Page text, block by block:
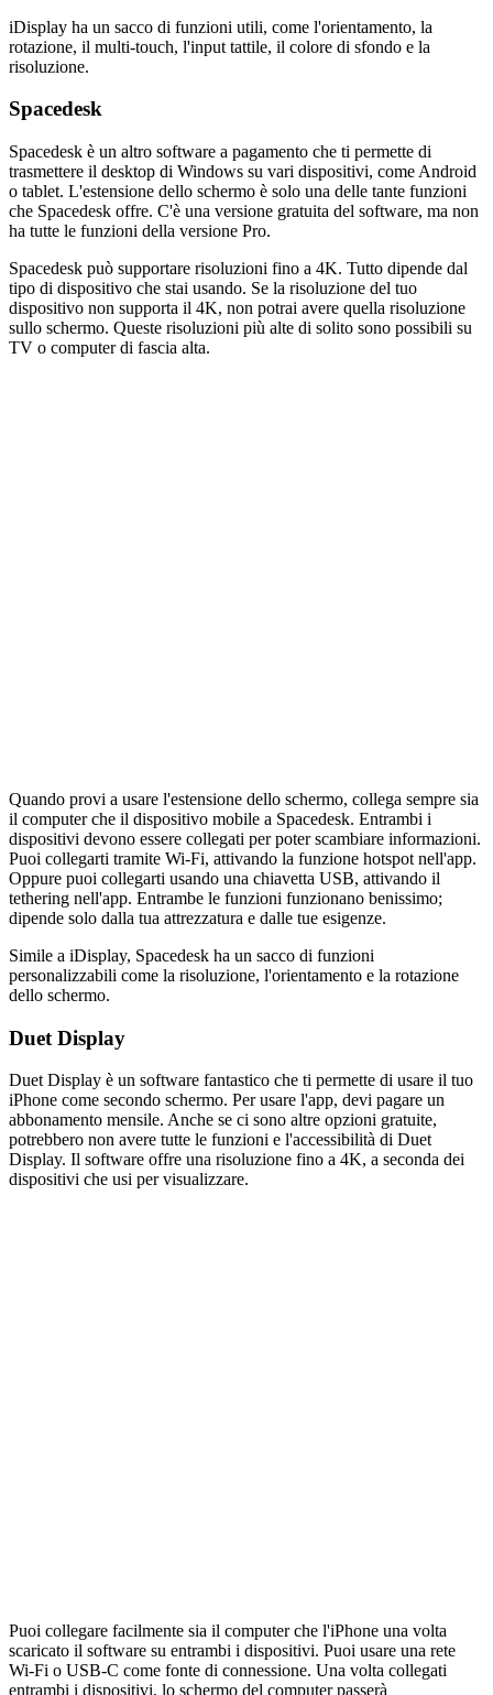
iDisplay ha un sacco di funzioni utili, come l'orientamento, la
rotazione, il multi-touch, l'input tattile, il colore di sfondo e la
risoluzione.
Spacedesk
Spacedesk è un altro software a pagamento che ti permette di
trasmettere il desktop di Windows su vari dispositivi, come Android
o tablet. L'estensione dello schermo è solo una delle tante funzioni
che Spacedesk offre. C'è una versione gratuita del software, ma non
ha tutte le funzioni della versione Pro.
Spacedesk può supportare risoluzioni fino a 4K. Tutto dipende dal
tipo di dispositivo che stai usando. Se la risoluzione del tuo
dispositivo non supporta il 4K, non potrai avere quella risoluzione
sullo schermo. Queste risoluzioni più alte di solito sono possibili su
TV o computer di fascia alta.
Quando provi a usare l'estensione dello schermo, collega sempre sia
il computer che il dispositivo mobile a Spacedesk. Entrambi i
dispositivi devono essere collegati per poter scambiare informazioni.
Puoi collegarti tramite Wi-Fi, attivando la funzione hotspot nell'app.
Oppure puoi collegarti usando una chiavetta USB, attivando il
tethering nell'app. Entrambe le funzioni funzionano benissimo;
dipende solo dalla tua attrezzatura e dalle tue esigenze.
Simile a iDisplay, Spacedesk ha un sacco di funzioni
personalizzabili come la risoluzione, l'orientamento e la rotazione
dello schermo.
Duet Display
Duet Display è un software fantastico che ti permette di usare il tuo
iPhone come secondo schermo. Per usare l'app, devi pagare un
abbonamento mensile. Anche se ci sono altre opzioni gratuite,
potrebbero non avere tutte le funzioni e l'accessibilità di Duet
Display. Il software offre una risoluzione fino a 4K, a seconda dei
dispositivi che usi per visualizzare.
Puoi collegare facilmente sia il computer che l'iPhone una volta
scaricato il software su entrambi i dispositivi. Puoi usare una rete
Wi-Fi o USB-C come fonte di connessione. Una volta collegati
entrambi i dispositivi, lo schermo del computer passerà